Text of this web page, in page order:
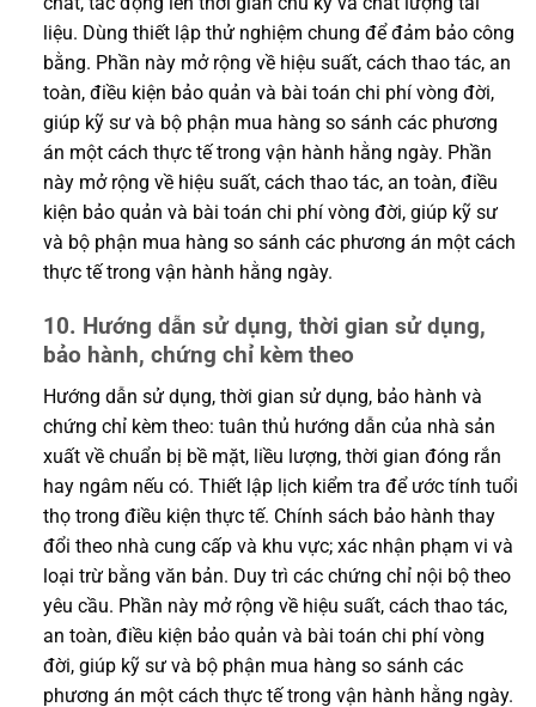
liệu. Dùng thiết lập thử nghiệm chung để đảm bảo công
bằng. Phần này mở rộng về hiệu suất, cách thao tác, an
toàn, điều kiện bảo quản và bài toán chi phí vòng đời,
giúp kỹ sư và bộ phận mua hàng so sánh các phương
án một cách thực tế trong vận hành hằng ngày. Phần
này mở rộng về hiệu suất, cách thao tác, an toàn, điều
kiện bảo quản và bài toán chi phí vòng đời, giúp kỹ sư
và bộ phận mua hàng so sánh các phương án một cách
thực tế trong vận hành hằng ngày.
10. Hướng dẫn sử dụng, thời gian sử dụng,
bảo hành, chứng chỉ kèm theo
Hướng dẫn sử dụng, thời gian sử dụng, bảo hành và
chứng chỉ kèm theo: tuân thủ hướng dẫn của nhà sản
xuất về chuẩn bị bề mặt, liều lượng, thời gian đóng rắn
hay ngâm nếu có. Thiết lập lịch kiểm tra để ước tính tuổi
thọ trong điều kiện thực tế. Chính sách bảo hành thay
đổi theo nhà cung cấp và khu vực; xác nhận phạm vi và
loại trừ bằng văn bản. Duy trì các chứng chỉ nội bộ theo
yêu cầu. Phần này mở rộng về hiệu suất, cách thao tác,
an toàn, điều kiện bảo quản và bài toán chi phí vòng
đời, giúp kỹ sư và bộ phận mua hàng so sánh các
phương án một cách thực tế trong vận hành hằng ngày.